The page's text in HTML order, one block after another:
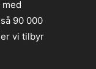
90 000
vi tilbyr